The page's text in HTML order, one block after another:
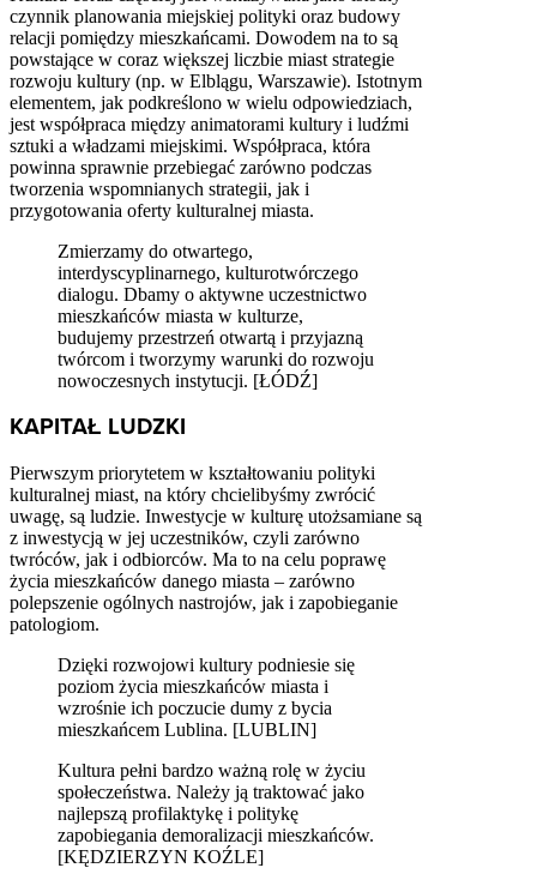
czynnik planowania miejskiej polityki oraz budowy
relacji pomiędzy mieszkańcami. Dowodem na to są
powstające w coraz większej liczbie miast strategie
rozwoju kultury (np. w Elblągu, Warszawie). Istotnym
elementem, jak podkreślono w wielu odpowiedziach,
jest współpraca między animatorami kultury i ludźmi
sztuki a władzami miejskimi. Współpraca, która
powinna sprawnie przebiegać zarówno podczas
tworzenia wspomnianych strategii, jak i
przygotowania oferty kulturalnej miasta.
Zmierzamy do otwartego,
interdyscyplinarnego, kulturotwórczego
dialogu. Dbamy o aktywne uczestnictwo
mieszkańców miasta w kulturze,
budujemy przestrzeń otwartą i przyjazną
twórcom i tworzymy warunki do rozwoju
nowoczesnych instytucji. [ŁÓDŹ]
KAPITAŁ LUDZKI
Pierwszym priorytetem w kształtowaniu polityki
kulturalnej miast, na który chcielibyśmy zwrócić
uwagę, są ludzie. Inwestycje w kulturę utożsamiane są
z inwestycją w jej uczestników, czyli zarówno
twróców, jak i odbiorców. Ma to na celu poprawę
życia mieszkańców danego miasta – zarówno
polepszenie ogólnych nastrojów, jak i zapobieganie
patologiom.
Dzięki rozwojowi kultury podniesie się
poziom życia mieszkańców miasta i
wzrośnie ich poczucie dumy z bycia
mieszkańcem Lublina. [LUBLIN]
Kultura pełni bardzo ważną rolę w życiu
społeczeństwa. Należy ją traktować jako
najlepszą profilaktykę i politykę
zapobiegania demoralizacji mieszkańców.
[KĘDZIERZYN KOŹLE]